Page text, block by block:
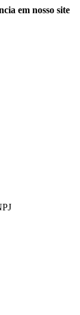
em nosso site